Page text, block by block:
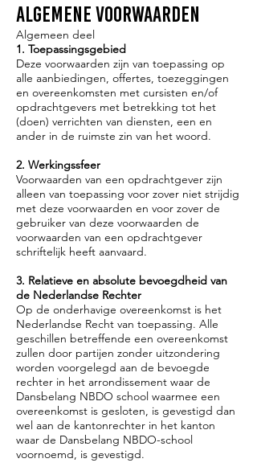
ALGEMENE VOORWAARDEN
Algemeen deel
1. Toepassingsgebied
Deze voorwaarden zijn van toepassing op
alle aanbiedingen, offertes, toezeggingen
en overeenkomsten met cursisten en/of
opdrachtgevers met betrekking tot het
(doen) verrichten van diensten, een en
ander in de ruimste zin van het woord.
2. Werkingssfeer
Voorwaarden van een opdrachtgever zijn
alleen van toepassing voor zover niet strijdig
met deze voorwaarden en voor zover de
gebruiker van deze voorwaarden de
voorwaarden van een opdrachtgever
schriftelijk heeft aanvaard.
3. Relatieve en absolute bevoegdheid van
de Nederlandse Rechter
Op de onderhavige overeenkomst is het
Nederlandse Recht van toepassing. Alle
geschillen betreffende een overeenkomst
zullen door partijen zonder uitzondering
worden voorgelegd aan de bevoegde
rechter in het arrondissement waar de
Dansbelang NBDO school waarmee een
overeenkomst is gesloten, is gevestigd dan
wel aan de kantonrechter in het kanton
waar de Dansbelang NBDO-school
voornoemd, is gevestigd.